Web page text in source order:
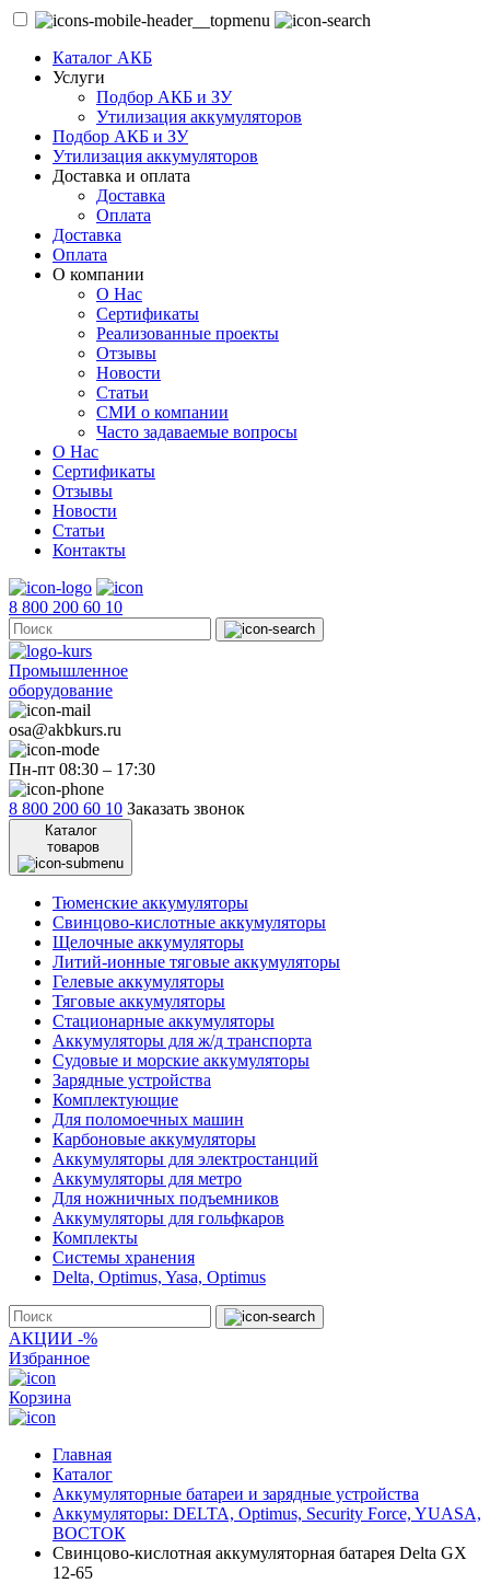
Каталог АКБ
Услуги
Подбор АКБ и ЗУ
Утилизация аккумуляторов
Подбор АКБ и ЗУ
Утилизация аккумуляторов
Доставка и оплата
Доставка
Оплата
Доставка
Оплата
О компании
О Нас
Сертификаты
Реализованные проекты
Отзывы
Новости
Статьи
СМИ о компании
Часто задаваемые вопросы
О Нас
Сертификаты
Отзывы
Новости
Статьи
Контакты
8 800 200 60 10
Промышленное
оборудование
osa@akbkurs.ru
Пн-пт 08:30 – 17:30
8 800 200 60 10 Заказать звонок
Каталог
товаров
Тюменские аккумуляторы
Свинцово-кислотные аккумуляторы
Щелочные аккумуляторы
Литий-ионные тяговые аккумуляторы
Гелевые аккумуляторы
Тяговые аккумуляторы
Стационарные аккумуляторы
Аккумуляторы для ж/д транспорта
Судовые и морские аккумуляторы
Зарядные устройства
Комплектующие
Для поломоечных машин
Карбоновые аккумуляторы
Аккумуляторы для электростанций
Аккумуляторы для метро
Для ножничных подъемников
Аккумуляторы для гольфкаров
Комплекты
Системы хранения
Delta, Optimus, Yasa, Optimus
АКЦИИ -%
Избранное
Корзина
Главная
Каталог
Аккумуляторные батареи и зарядные устройства
Аккумуляторы: DELTA, Optimus, Security Force, YUASA,
ВОСТОК
Свинцово-кислотная аккумуляторная батарея Delta GX
12-65